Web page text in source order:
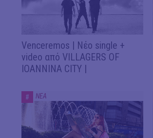
Venceremos | Νέο single +
video από VILLAGERS OF
IOANNINA CITY |
# ΝΕΑ